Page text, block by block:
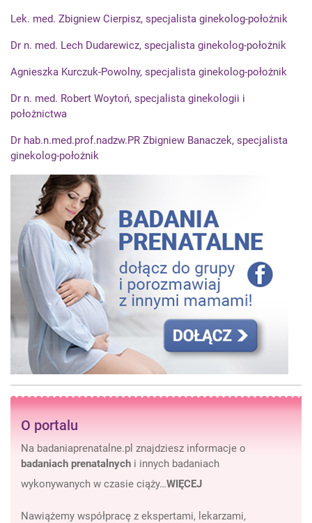
Lek. med. Zbigniew Cierpisz, specjalista ginekolog-położnik
Dr n. med. Lech Dudarewicz, specjalista ginekolog-położnik
Agnieszka Kurczuk-Powolny, specjalista ginekolog-położnik
Dr n. med. Robert Woytoń, specjalista ginekologii i
położnictwa
Dr hab.n.med.prof.nadzw.PR Zbigniew Banaczek, specjalista
ginekolog-położnik
O portalu
Na badaniaprenatalne.pl znajdziesz informacje o
badaniach prenatalnych i innych badaniach
wykonywanych w czasie ciąży…WIĘCEJ
Nawiążemy współpracę z ekspertami, lekarzami,